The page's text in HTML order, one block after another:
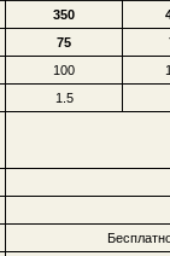
350
75
100
1.5